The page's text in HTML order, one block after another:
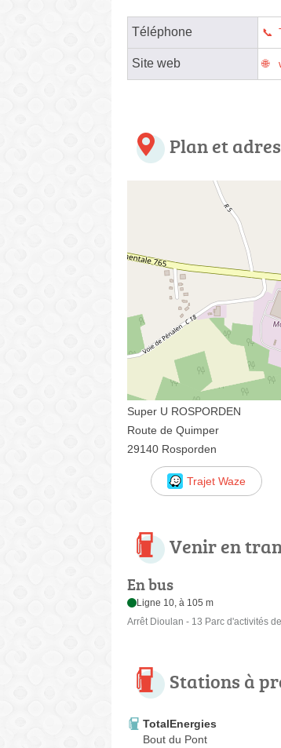
Téléphone
Site web
Plan et
Super U ROSPORDEN
Route de Quimper
29140 Rosporden
Trajet Waze
Venir en
En bus
Ligne 10, à 105 m
Arrêt Dioulan - 13 Parc d'activités
Stations à
TotalEnergies
Bout du Pont